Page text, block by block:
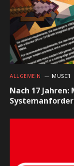
ALLGEMEIN MUSC1
Nach 17